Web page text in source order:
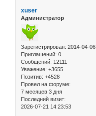
xuser
Администратор
Зарегистрирован: 2014-04-06
Приглашений: 0
Сообщений: 12111
Уважение: +3655
Позитив: +4528
Провел на форуме:
7 месяцев 3 дня
Последний визит:
2026-07-21 14:23:53